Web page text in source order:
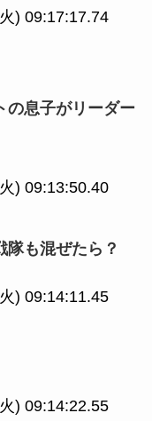
) 09:17:17.74
の息子がリーダー
) 09:13:50.40
隊も混ぜたら？
) 09:14:11.45
) 09:14:22.55